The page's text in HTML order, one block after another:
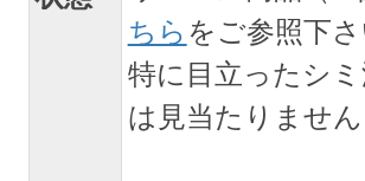
ちら をご参照下さ
特に目立ったシ
は見当たりません